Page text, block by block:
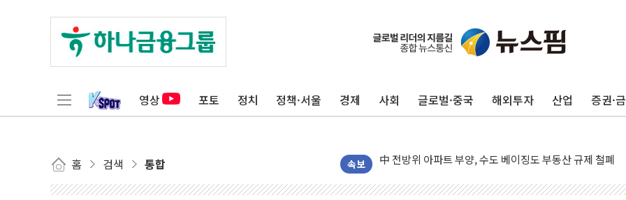
영상 포토 정치 정책·서울 경제 사회 글로벌·중국 해외투자 산업 증권·
홈 검색 통합 속보
동해중부 전 해상 풍랑주의보…10일까지 최대 3.5m 높은
연일 폭염에 온열질환 사망 23명…정부, 비상대응기구 가
인제 용대리 계곡서 수위 상승으로 피서객 7명 고립…전
동해시, 11~14일 '별똥별 멍' 운영…페르세우스 유성우